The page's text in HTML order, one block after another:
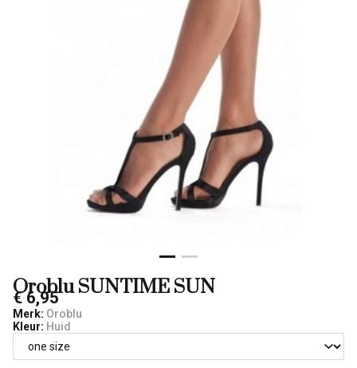
Oroblu SUNTIME SUN
€ 6,95
Merk: Oroblu
Kleur: Huid